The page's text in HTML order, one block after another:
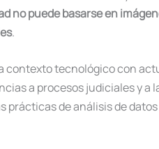
no puede basarse en
.
contexto tecnológico con
a procesos judiciales y
prácticas de análisis de